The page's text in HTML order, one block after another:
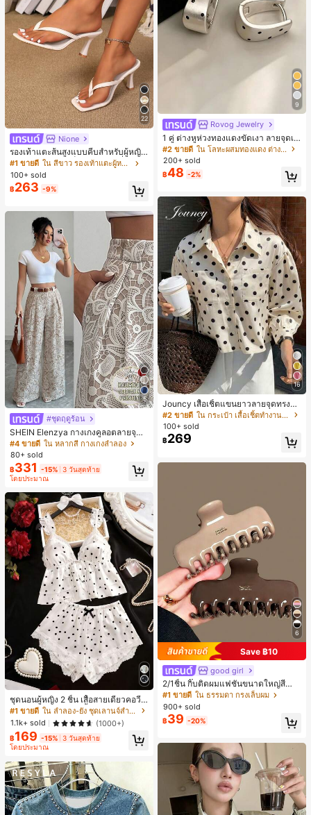
22
Nione
รองเท้าแตะส้นสูงแบบคีบสำหรับผู้หญิง
สไตล์คลาสสิก สีบล็อก สไตล์แฟรี่ฤดูร้อ
น ส้นเข็ม รองเท้าแตะแบบคีบ รองเท้าแ
ตะชายหาดแฟชั่นสายไขว้ รองเท้าผู้ห
ญิง สำหรับออฟฟิศ บ้าน กลางแจ้ง ดีไซ
น์หัวเหลี่ยม ชิคและหรูหรา สำหรับเดทไ
นท์
#1 ขายดี
ใน สีขาว รองเท้าแตะผู้หญิง
100+ sold
฿263 -9%
5
#ชุดฤดูร้อน
SHEIN Elenzya กางเกงคูลอตลายจุดเ
อวสูงแบบใหม่สำหรับฤดูใบไม้ผลิ/ฤดูร้อ
น, สไตล์หรูหราเหมาะสำหรับใส่ในชีวิต
ประจำวันและทำงาน, ให้ความรู้สึกวินเ
ทจสำหรับฤดูรับปริญญา, เทศกาลดนตร
ี, การแข่งม้าดาร์บี้, วันประกาศอิสรภาพ
#4 ขายดี ใน หลากสี กางเกงลำลอง
80+ sold
฿331 -15% 3 วันสุดท้าย
โดยประมาณ
ชุดนอนผู้หญิง 2 ชิ้น เสื้อสายเดี่ยวคอวีลู
กไม้ พร้อมกางเกงขาสั้นแต่งลูกไม้ แต่ง
โบว์ที่เอว ชุดลำลองผู้หญิงนุ่มสบายน่ารั
ก สไตล์เอสเธติก
#1 ขายดี
ใน ลำลอง-ยัง ชุดเลานจ์สำหรับผู้หญิง
1.1k+ sold
(1000+)
฿169 -15% 3 วันสุดท้าย
โดยประมาณ
9
Rovog Jewelry
1 คู่ ต่างหูห่วงทองแดงขัดเงา ลายจุดเร
ขาคณิตสไตล์มินิมอล เหมาะสำหรับสว
มใส่ประจำวันแบบสบายๆ สำหรับผู้หญิง
#2 ขายดี
ใน โลหะผสมทองแดง ต่างหูผู้หญิง
200+ sold
฿48 -2%
16
Jouncy เสื้อเชิ้ตแขนยาวลายจุดทรงหล
วมสำหรับผู้หญิง
#2 ขายดี
ใน กระเป๋า เสื้อเชิ้ตทำงานมีกระเป๋า
100+ sold
฿269
6
Save ฿10
good girl
2/1ชิ้น กิ๊บติดผมแฟชั่นขนาดใหญ่สีน้ำ
ตาลชานมสำหรับผู้หญิง เหมาะสำหรับก
ารอาบน้ำ ล้างหน้า และจัดแต่งทรงผม
#1 ขายดี ใน ธรรมดา กรงเล็บผม
900+ sold
฿39 -20%